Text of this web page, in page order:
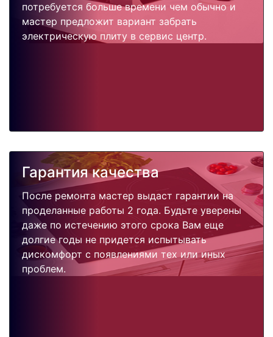
потребуется больше времени чем обычно и
мастер предложит вариант забрать
электрическую плиту в сервис центр.
Гарантия качества
После ремонта мастер выдаст гарантии на
проделанные работы 2 года. Будьте уверены
даже по истечению этого срока Вам еще
долгие годы не придется испытывать
дискомфорт с появлениями тех или иных
проблем.